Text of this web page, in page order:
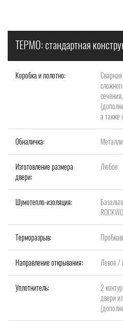
ТЕРМО: стандартная
Коробка и полотно:
а также
Обналичка:
Изготовление размера
двери:
Любое
Шумотепло-изоляция:
Терморазрыв:
Направление открывания: Левое /
Уплотнитель:
2
двери